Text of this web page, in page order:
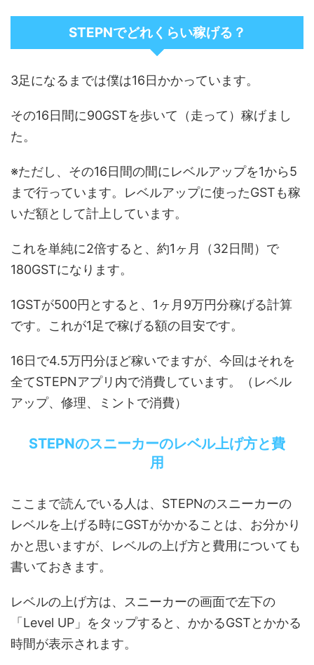
STEPNでどれくらい稼げる？
3足になるまでは僕は16日かかっています。
その16日間に90GSTを歩いて（走って）稼げまし
た。
※ただし、その16日間の間にレベルアップを1から5
まで行っています。レベルアップに使ったGSTも稼
いだ額として計上しています。
これを単純に2倍すると、約1ヶ月（32日間）で
180GSTになります。
1GSTが500円とすると、1ヶ月9万円分稼げる計算
です。これが1足で稼げる額の目安です。
16日で4.5万円分ほど稼いでますが、今回はそれを
全てSTEPNアプリ内で消費しています。（レベル
アップ、修理、ミントで消費）
STEPNのスニーカーのレベル上げ方と費
用
ここまで読んでいる人は、STEPNのスニーカーの
レベルを上げる時にGSTがかかることは、お分かり
かと思いますが、レベルの上げ方と費用についても
書いておきます。
レベルの上げ方は、スニーカーの画面で左下の
「Level UP」をタップすると、かかるGSTとかかる
時間が表示されます。